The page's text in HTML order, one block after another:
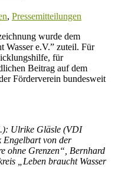
, Pressemitteilungen
wurde dem
Wasser e.V.” zuteil. Für
für
Beitrag auf dem
Förderverein bundesweit
Ulrike Gläsle (VDI
Engelbart von der
ohne Grenzen“, Bernhard
„Leben braucht Wasser